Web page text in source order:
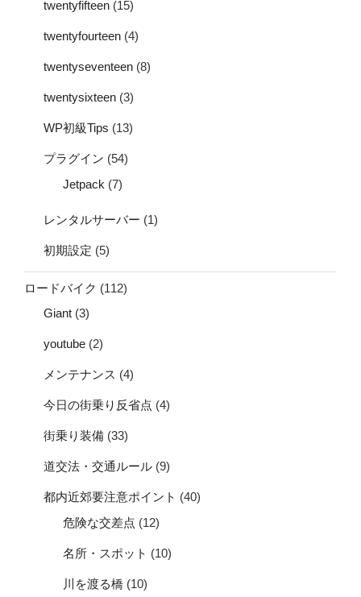
twentyfifteen (15)
twentyfourteen (4)
twentyseventeen (8)
twentysixteen (3)
WP初級Tips (13)
プラグイン (54)
Jetpack (7)
レンタルサーバー (1)
初期設定 (5)
ロードバイク (112)
Giant (3)
youtube (2)
メンテナンス (4)
今日の街乗り反省点 (4)
街乗り装備 (33)
道交法・交通ルール (9)
都内近郊要注意ポイント (40)
危険な交差点 (12)
名所・スポット (10)
川を渡る橋 (10)